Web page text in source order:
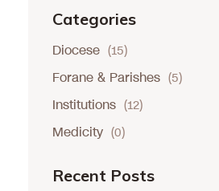
Categories
Diocese (15)
Forane & Parishes (5)
Institutions (12)
Medicity (0)
Recent Posts